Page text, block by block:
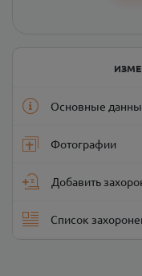
Основные
Фотографии
Добавить
Список